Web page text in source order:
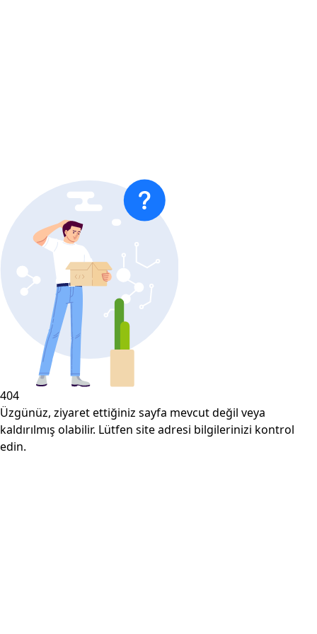
404
Üzgünüz, ziyaret ettiğiniz sayfa mevcut değil veya
kaldırılmış olabilir. Lütfen site adresi bilgilerinizi kontrol
edin.